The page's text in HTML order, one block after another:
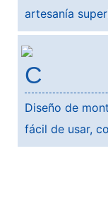
artesanía
C
Diseño de
fácil de usar,